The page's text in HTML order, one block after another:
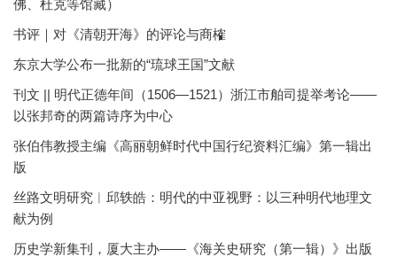
佛、杜克等馆藏）
书评｜对《清朝开海》的评论与商榷
东京大学公布一批新的“琉球王国”文献
刊文 || 明代正德年间（1506—1521）浙江市舶司提举考论——
以张邦奇的两篇诗序为中心
张伯伟教授主编《高丽朝鲜时代中国行纪资料汇编》第一辑出
版
丝路文明研究︱邱轶皓：明代的中亚视野：以三种明代地理文
献为例
历史学新集刊，厦大主办——《海关史研究（第一辑）》出版